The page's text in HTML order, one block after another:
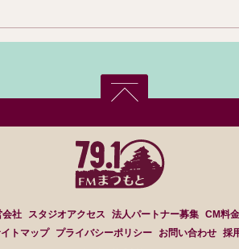
会社 スタジオアクセス 法人パートナー募集 CM料
トマップ
プライバシーポリシー お問い合わせ 採